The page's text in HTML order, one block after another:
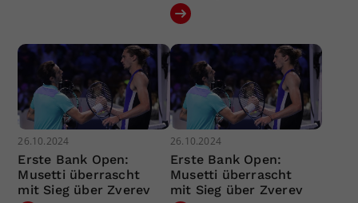
26.10.2024
Erste Bank Open:
Musetti überrascht
mit Sieg über Zverev
26.10.2024
Erste Bank Open:
Musetti überrascht
mit Sieg über Zverev